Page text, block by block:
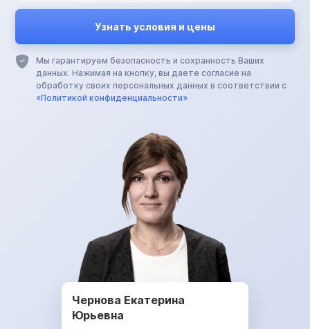
Мы гарантируем безопасность и сохранность Ваших
данных. Нажимая на кнопку, вы даете согласие на
обработку своих персональных данных в соответствии с
«Политикой конфиденциальности»
Чернова Екатерина
Юрьевна